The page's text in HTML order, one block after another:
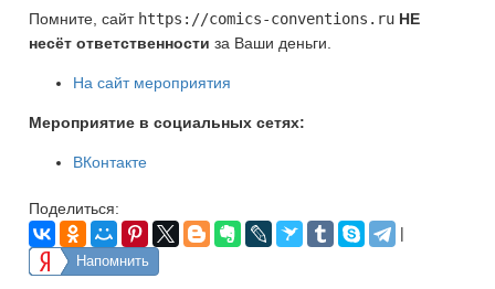
Помните, сайт https://comics-conventions.ru НЕ
несёт ответственности за Ваши деньги.
На сайт мероприятия
Мероприятие в социальных сетях:
ВКонтакте
Поделиться:
|
Напомнить